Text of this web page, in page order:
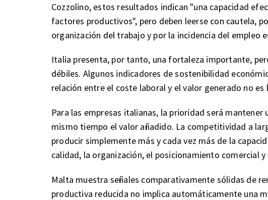
Cozzolino, estos resultados indican "una capacidad
factores productivos", pero deben leerse con cautela,
organización del trabajo y por la incidencia del empleo
Italia presenta, por tanto, una fortaleza importante,
débiles. Algunos indicadores de sostenibilidad
relación entre el coste laboral y el valor generado no
Para las empresas italianas, la prioridad será
mismo tiempo el valor añadido. La competitividad a
producir simplemente más y cada vez más de la
calidad, la organización, el posicionamiento comercial
Malta muestra señales comparativamente sólidas de
productiva reducida no implica automáticamente una